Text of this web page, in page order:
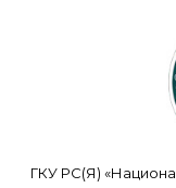
ГКУ РС(Я)